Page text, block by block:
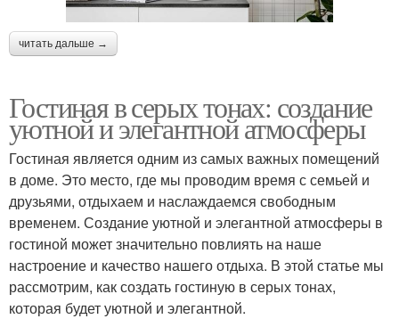
читать дальше →
Гостиная в серых тонах: создание
уютной и элегантной атмосферы
Гостиная является одним из самых важных помещений
в доме. Это место, где мы проводим время с семьей и
друзьями, отдыхаем и наслаждаемся свободным
временем. Создание уютной и элегантной атмосферы в
гостиной может значительно повлиять на наше
настроение и качество нашего отдыха. В этой статье мы
рассмотрим, как создать гостиную в серых тонах,
которая будет уютной и элегантной.